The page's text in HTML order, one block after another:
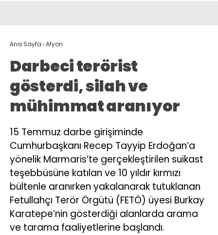
Ana Sayfa ›Afyon
Darbeci terörist
gösterdi, silah ve
mühimmat aranıyor
15 Temmuz darbe girişiminde
Cumhurbaşkanı Recep Tayyip Erdoğan’a
yönelik Marmaris’te gerçekleştirilen suikast
teşebbüsüne katılan ve 10 yıldır kırmızı
bültenle aranırken yakalanarak tutuklanan
Fetullahçı Terör Örgütü (FETÖ) üyesi Burkay
Karatepe’nin gösterdiği alanlarda arama
ve tarama faaliyetlerine başlandı.